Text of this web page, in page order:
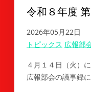
令和８年度
2026年05月22日
トピックス 広報部
４月１４日（火）
広報部会の議事録